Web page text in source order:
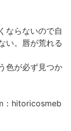
ならないので自
い。唇が荒れる
色が必ず見つか
：hitoricosmeb